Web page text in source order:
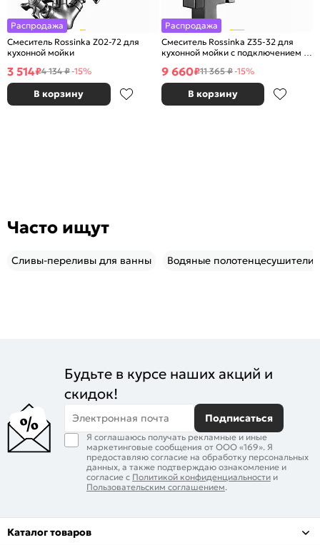
Распродажа
Смеситель Rossinka Z02-72 для
кухонной мойки
3 514₽4 134 ₽-15%
В корзину
Распродажа
Смеситель Rossinka Z35-32 для
кухонной мойки с подключением к
9 660₽11 365 ₽-15%
В корзину
Часто ищут
Сливы-переливы для ванны Водяные полотенцесушители
Будьте в курсе наших акций и
скидок!
Электронная почта Подписаться
Я соглашаюсь получать рекламные и иные
маркетинговые сообщения от ООО «169». Я
предоставляю согласие на обработку персональных
данных, а также подтверждаю ознакомление и
согласие с Политикой конфиденциальности и
Пользовательским соглашением.
Каталог товаров